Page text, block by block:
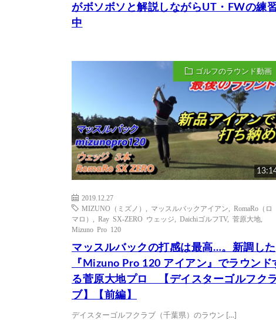
がボソボソと解説しながらUT・FWの練
中
ゴルフのラウンド動画
2019.12.27
MIZUNO（ミズノ）
マッスルバックアイアン
RomaRo（ロ
マロ）
Ray SX-ZERO ウェッジ DaichiゴルフTV, 菅原大地
Mizuno Pro 120
マッスルバックの打感は最高…。新調した
『Mizuno Pro 120 アイアン』でラウンド
る菅原大地プロ 【デイスターゴルフクラ
ブ】【前編】
デイスターゴルフクラブ（千葉県）のラウン […]